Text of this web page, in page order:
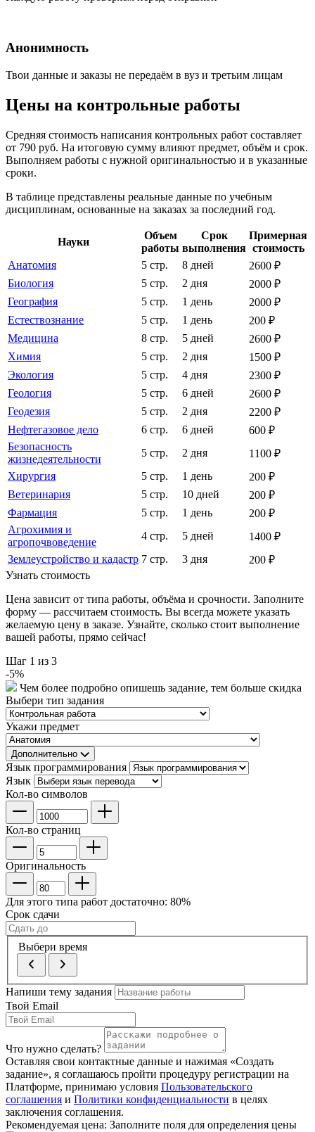
Анонимность
Твои данные и заказы не передаём в вуз и третьим лицам
Цены на контрольные работы
Средняя стоимость написания контрольных работ составляет
от 790 руб. На итоговую сумму влияют предмет, объём и срок.
Выполняем работы с нужной оригинальностью и в указанные
сроки.
В таблице представлены реальные данные по учебным
дисциплинам, основанные на заказах за последний год.
Науки
Объем
работы
Срок
выполнения
Примерная
стоимость
Анатомия
5 стр. 8 дней
2600 ₽
Биология
5 стр. 2 дня
2000 ₽
География
5 стр. 1 день
2000 ₽
Естествознание
5 стр. 1 день
200 ₽
Медицина
8 стр. 5 дней
2600 ₽
Химия
5 стр. 2 дня
1500 ₽
Экология
5 стр. 4 дня
2300 ₽
Геология
5 стр. 6 дней
2600 ₽
Геодезия
5 стр. 2 дня
2200 ₽
Нефтегазовое дело
6 стр. 6 дней
600 ₽
Безопасность
жизнедеятельности
5 стр. 2 дня
1100 ₽
Хирургия
5 стр. 1 день
200 ₽
Ветеринария
5 стр. 10 дней
200 ₽
Фармация
5 стр. 1 день
200 ₽
Агрохимия и
агропочвоведение
4 стр. 5 дней
1400 ₽
Землеустройство и кадастр 7 стр. 3 дня
200 ₽
Узнать стоимость
Цена зависит от типа работы, объёма и срочности. Заполните
форму — рассчитаем стоимость. Вы всегда можете указать
желаемую цену в заказе. Узнайте, сколько стоит выполнение
вашей работы, прямо сейчас!
Шаг 1 из 3
-5%
Чем более подробно опишешь задание, тем больше скидка
Выбери тип задания
Укажи предмет
Дополнительно
Язык программирования
Язык
Кол-во символов
Кол-во страниц
Оригинальность
Для этого типа работ достаточно: 80%
Срок сдачи
Выбери время
Напиши тему задания
Твой Email
Что нужно сделать?
Оставляя свои контактные данные и нажимая «Создать
задание», я соглашаюсь пройти процедуру регистрации на
Платформе, принимаю условия Пользовательского
соглашения и Политики конфиденциальности в целях
заключения соглашения.
Рекомендуемая цена: Заполните поля для определения цены